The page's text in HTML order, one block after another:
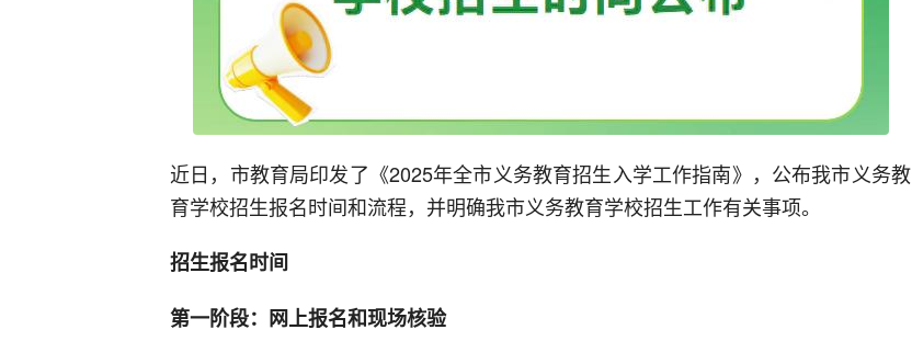
近日，市教育局印发了《2025年全市义务教育招生入学工作指南》，公布我市义务教
育学校招生报名时间和流程，并明确我市义务教育学校招生工作有关事项。
招生报名时间
第一阶段： 网上报名和现场核验